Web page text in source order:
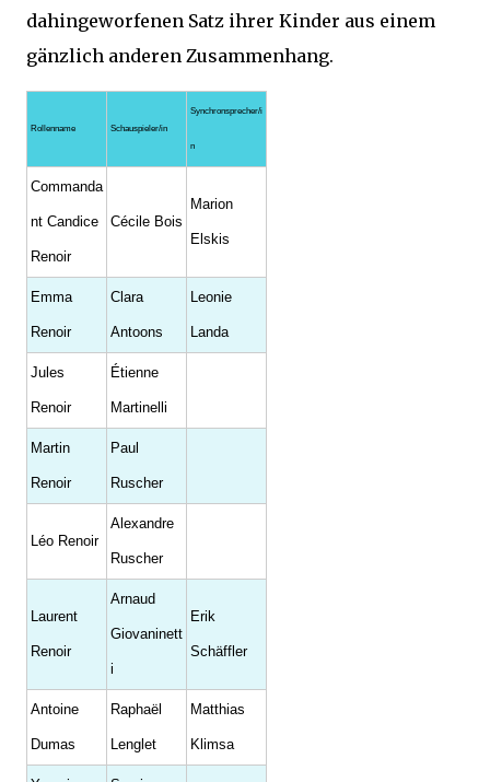
dahingeworfenen Satz ihrer Kinder aus einem
gänzlich anderen Zusammenhang.
Rollenname Schauspieler/in
Synchronsprecher/i
n
Commanda
nt Candice
Renoir
Cécile Bois
Marion
Elskis
Emma
Renoir
Clara
Antoons
Leonie
Landa
Jules
Renoir
Étienne
Martinelli
Martin
Renoir
Paul
Ruscher
Léo Renoir
Alexandre
Ruscher
Laurent
Renoir
Arnaud
Giovaninett
i
Erik
Schäffler
Antoine
Dumas
Raphaël
Lenglet
Matthias
Klimsa